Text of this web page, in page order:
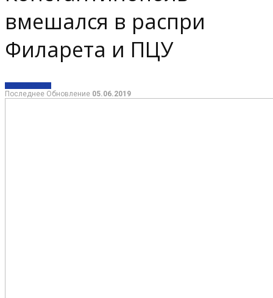
вмешался в распри
Филарета и ПЦУ
Последнее Обновление 05.06.2019